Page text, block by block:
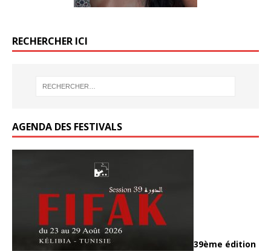
RECHERCHER ICI
AGENDA DES FESTIVALS
39ème édition